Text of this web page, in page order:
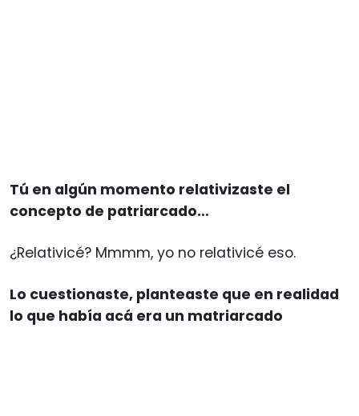
Tú en algún momento relativizaste el
concepto de patriarcado…
¿Relativicé? Mmmm, yo no relativicé eso.
Lo cuestionaste, planteaste que en realidad
lo que había acá era un matriarcado